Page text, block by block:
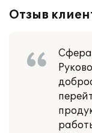
Отзыв
Сфера